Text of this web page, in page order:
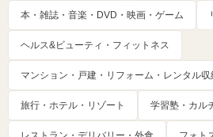
本・雑誌・音楽・DVD・映画・ゲーム
ヘルス&ビューティ・フィットネス
マンション・戸建・リフォーム・レンタル収
旅行・ホテル・リゾート 学習塾・カル